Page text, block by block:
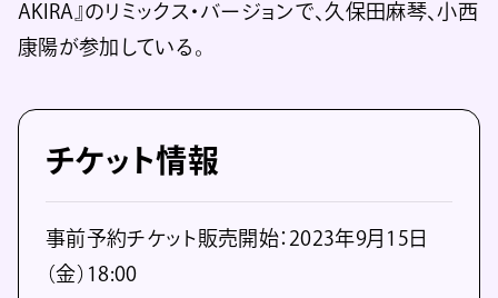
AKIRA』のリミックス・バージョンで、久保田麻琴、小西
康陽が参加している。
チケット情報
事前予約チケット販売開始：2023年9月15日
（金）18:00